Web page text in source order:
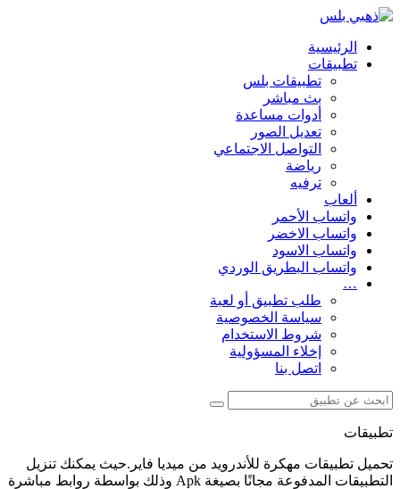
الرئيسية
تطبيقات
تطبيقات بلس
بث مباشر
أدوات مساعدة
تعديل الصور
التواصل الاجتماعي
رياضة
ترفيه
ألعاب
واتساب الأحمر
واتساب الاخضر
واتساب الاسود
واتساب البطريق الوردي
…
طلب تطبيق أو لعبة
سياسة الخصوصية
شروط الاستخدام
إخلاء المسؤولية
اتصل بنا
تطبيقات
تحميل تطبيقات مهكرة للأندرويد من ميديا فاير.حيث يمكنك تنزيل
التطبيقات المدفوعة مجانًا بصيغة Apk وذلك بواسطة روابط مباشرة